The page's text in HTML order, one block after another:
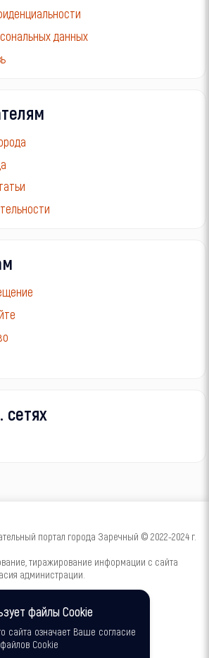
данных
портал города Заречный © 2022-2024 г.
тиражирование информации с сайта
администрации.
файлы Cookie
сайта означает Ваше согласие
Cookie